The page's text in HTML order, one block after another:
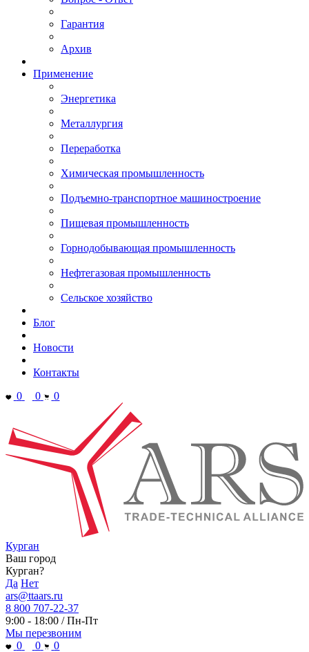
Гарантия
Архив
Применение
Энергетика
Металлургия
Переработка
Химическая промышленность
Подъемно-транспортное машиностроение
Пищевая промышленность
Горнодобывающая промышленность
Нефтегазовая промышленность
Сельское хозяйство
Блог
Новости
Контакты
0
0 0
Курган
Ваш город
Курган?
Да Нет
ars@ttaars.ru
8 800 707-22-37
9:00 - 18:00 / Пн-Пт
Мы перезвоним
0
0 0